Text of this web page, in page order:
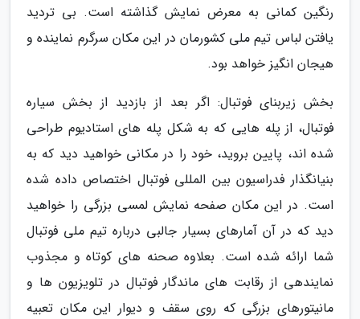
رنگین کمانی به معرض نمایش گذاشته است. بی تردید
یافتن لباس تیم ملی کشورمان در این مکان سرگرم نماینده و
هیجان انگیز خواهد بود.
بخش زیربنای فوتبال: اگر بعد از بازدید از بخش سیاره
فوتبال، از پله هایی که به شکل پله های استادیوم طراحی
شده اند، پایین بروید، خود را در مکانی خواهید دید که به
بنیانگذار فدراسیون بین المللی فوتبال اختصاص داده شده
است. در این مکان صفحه نمایش لمسی بزرگی را خواهید
دید که در آن آمارهای بسیار جالبی درباره تیم ملی فوتبال
شما ارائه شده است. بعلاوه صحنه های کوتاه و مجذوب
نمایندهی از رقابت های ماندگار فوتبال در تلویزیون ها و
مانیتورهای بزرگی که روی سقف و دیوار این مکان تعبیه